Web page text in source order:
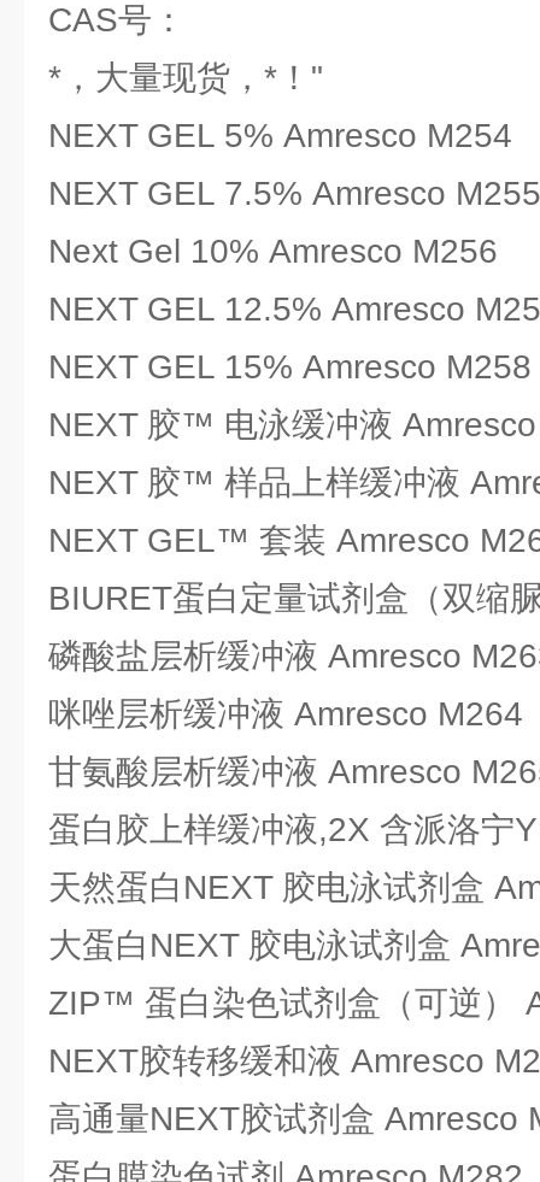
CAS号：
*，大量现货，*！"
NEXT GEL 5% Amresco M254
NEXT GEL 7.5% Amresco M255
Next Gel 10% Amresco M256
NEXT GEL 12.5% Amresco
NEXT GEL 15% Amresco M258
NEXT 胶™ 电泳缓冲液
NEXT 胶™ 样品上样缓冲液
NEXT GEL™ 套装 Amresco
BIURET蛋白定量试剂盒（双缩
磷酸盐层析缓冲液 Amresco
咪唑层析缓冲液 Amresco M264
甘氨酸层析缓冲液 Amresco
蛋白胶上样缓冲液,2X 含派洛宁
天然蛋白NEXT 胶电泳试剂盒
大蛋白NEXT 胶电泳试剂盒
ZIP™ 蛋白染色试剂盒（可逆）
NEXT胶转移缓和液 Amresco
高通量NEXT胶试剂盒 Amresco